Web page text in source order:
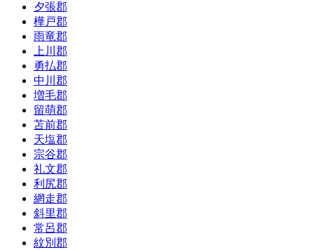
夕張郡
樺戸郡
雨竜郡
上川郡
勇払郡
中川郡
増毛郡
留萌郡
苫前郡
天塩郡
宗谷郡
礼文郡
利尻郡
網走郡
斜里郡
常呂郡
紋別郡